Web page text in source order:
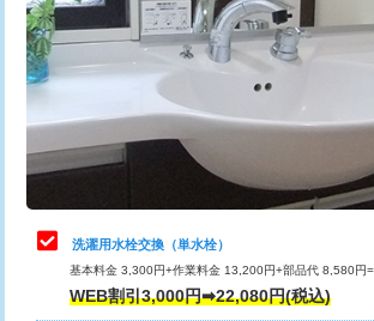
※給水管工事は20mmまでの価格です。
給水管工事※（塩ビ管（VP・HI）使
用/3ｍまで)
給水管工事※（塩ビ管（VP・HI）使
用（追加）/3ｍ超え)
給水管工事※（ライニング鋼管・銅
管・ポリ管・HT管使用/3ｍまで)
給水管工事※（ライニング鋼管・銅
管・ポリ管・HT管使用/3ｍ超え)
排水管工事（土の掘削・埋め戻し作
カメラ調査
桝清掃
止水・漏水調査・防水処理・清掃・修
理・調整・分解・加工など（軽作業）
止水・漏水調査・防水処理・清掃・修
理・調整・分解・加工など（中作業）
止水・漏水調査・防水処理・清掃・修
理・調整・分解・加工など（重作業）
洗濯用水栓交換（単水栓）
基本料金 3,300円+作業料金 13,200円+部品代 8,580円
WEB割引3,000円➡22,080円(税込)